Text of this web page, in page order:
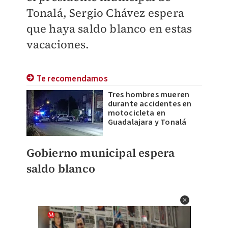
Tonalá, Sergio Chávez espera
que haya saldo blanco en estas
vacaciones.
Te recomendamos
Tres hombres mueren
durante accidentes en
motocicleta en
Guadalajara y Tonalá
Gobierno municipal espera
saldo blanco